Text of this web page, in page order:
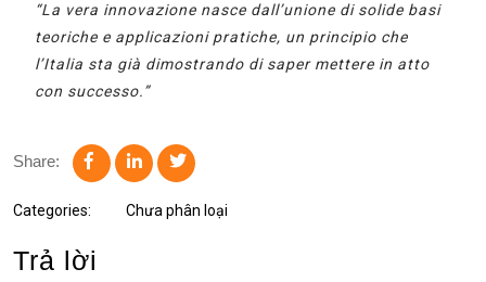
“La vera innovazione nasce dall’unione di solide basi
teoriche e applicazioni pratiche, un principio che
l’Italia sta già dimostrando di saper mettere in atto
con successo.”
Share:
Categories: Chưa phân loại
Trả lời